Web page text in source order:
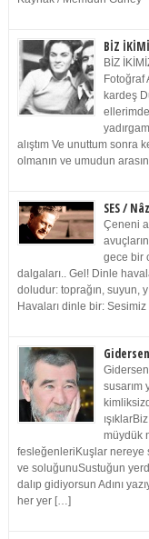
BİZ
BİZ
Fotoğraf
kardeş
alıştım Ve unuttum sonra
olmanın ve umudun
SES /
Çeneni
gece bir
dalgaları.. Gel! Dinle
doludur: toprağın, suyun,
Havaları dinle bir:
susarım
müydük
fesleğenleriKuşlar nereye
ve soluğunuSustuğun
dalıp gidiyorsun Adını
her yer […]